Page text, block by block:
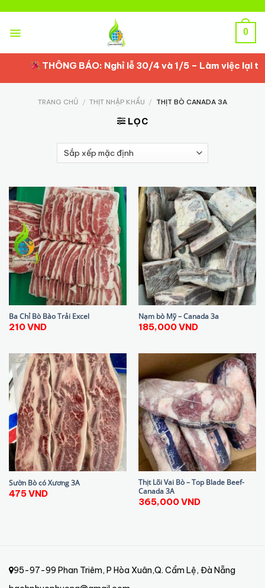
content
0
THÔNG BÁO: Nghỉ lễ 30/4 và 1/5 – Làm việc lại
TRANG CHỦ / THỊT NHẬP KHẨU / THỊT BÒ CANADA 3A
LỌC
Ba Chỉ Bò Bào Trải Excel
210VND
Nạm bò Mỹ – Canada 3a
185,000VND
Sườn Bò có Xương 3A
475VND
Thịt Lõi Vai Bò – Top Blade Beef-
Canada 3A
365,000VND
95-97-99 Phan Triêm, P Hòa Xuân,Q. Cẩm Lệ, Đà Nẵng